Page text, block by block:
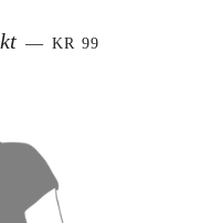
— SALGSPRIS
KR 99